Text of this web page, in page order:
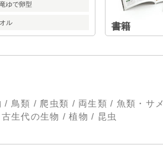
ゆで卵型
ル 書籍
/ 鳥類 / 爬虫類 / 両生類 / 魚類・サメ
生代の生物 / 植物 / 昆虫